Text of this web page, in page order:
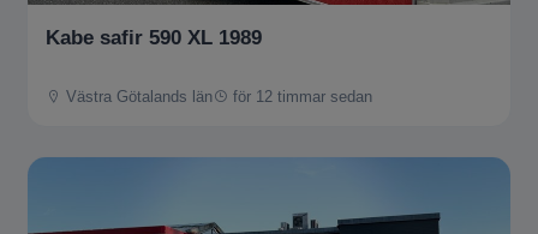
Kabe safir 590 XL 1989
Västra Götalands län för 12 timmar sedan